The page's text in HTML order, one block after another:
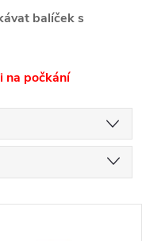
balíček s
na počkání